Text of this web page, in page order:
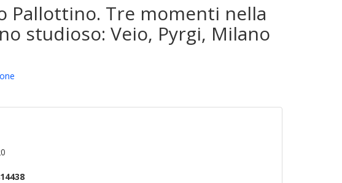
Pallottino. Tre momenti nella
studioso: Veio, Pyrgi, Milano